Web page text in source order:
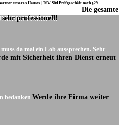
unseres Hauses | TüV Süd Prüfgeschäft nach §29
Die gesamte
professionell!
da mal ein Lob aussprechen. Sehr
mit Sicherheit ihren Dienst erneut
bedanken Werde ihre Firma weiter